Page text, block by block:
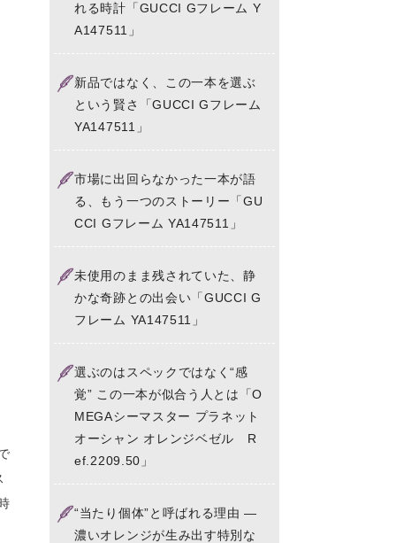
れる時計「GUCCI Gフレーム Y
A147511」
新品ではなく、この一本を選ぶ
という賢さ「GUCCI Gフレーム
YA147511」
市場に出回らなかった一本が語
る、もう一つのストーリー「GU
CCI Gフレーム YA147511」
未使用のまま残されていた、静
かな奇跡との出会い「GUCCI G
フレーム YA147511」
選ぶのはスペックではなく“感
覚” この一本が似合う人とは「O
MEGAシーマスター プラネット
オーシャン オレンジベゼル R
ef.2209.50」
“当たり個体”と呼ばれる理由 ―
濃いオレンジが生み出す特別な